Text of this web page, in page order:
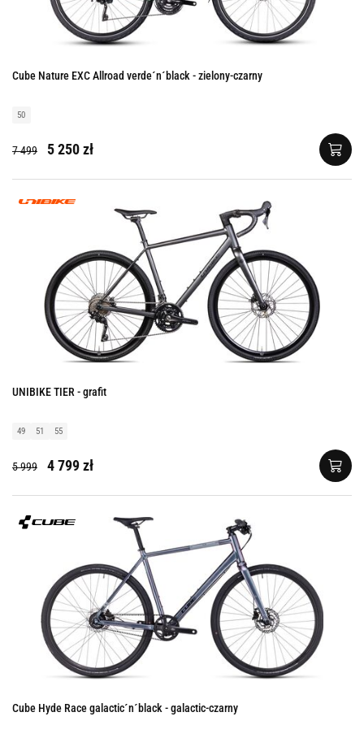
Cube Nature EXC Allroad verde´n´black - zielony-czarny
50
7 499 5 250 zł
UNIBIKE TIER - grafit
49 51 55
5 999 4 799 zł
Cube Hyde Race galactic´n´black - galactic-czarny